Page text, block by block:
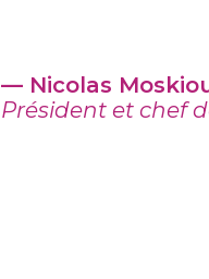
— Nicolas
Président et chef